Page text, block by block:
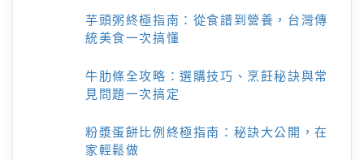
芋頭粥終極指南：從食譜到營養，台灣傳
統美食一次搞懂
牛肋條全攻略：選購技巧、烹飪秘訣與常
見問題一次搞定
粉漿蛋餅比例終極指南：秘訣大公開，在
家輕鬆做